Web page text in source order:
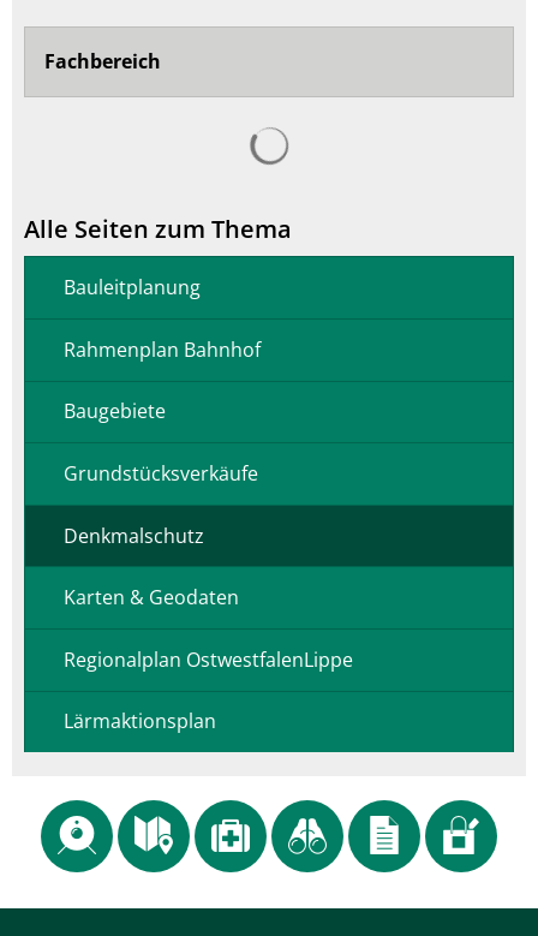
Fachbereich
Alle Seiten zum Thema
Bauleitplanung
Rahmenplan Bahnhof
Baugebiete
Grundstücksverkäufe
Denkmalschutz
Karten & Geodaten
Regionalplan OstwestfalenLippe
Lärmaktionsplan